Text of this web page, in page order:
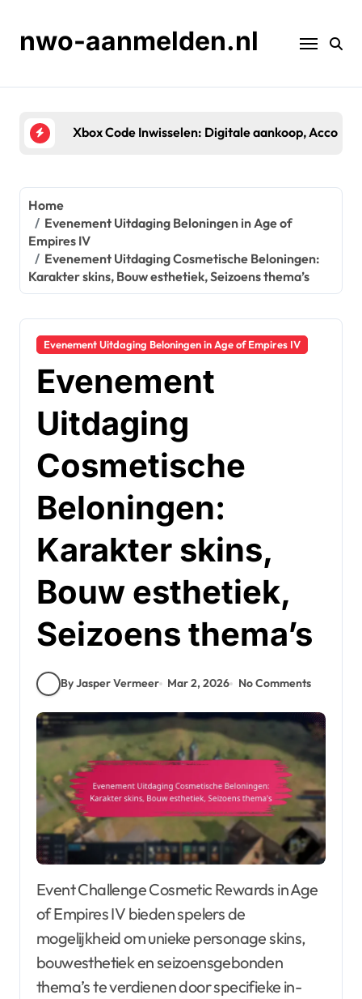
contentnwo-aanmelden.nl
Xbox Code Inwisselen: Digitale aankoop,
Home
Evenement Uitdaging Beloningen in Age of
Empires IV
Evenement Uitdaging Cosmetische Beloningen:
Karakter skins, Bouw esthetiek, Seizoens thema’s
Evenement Uitdaging Beloningen in Age of Empires IV
Evenement
Uitdaging
Cosmetische
Beloningen:
Karakter skins,
Bouw esthetiek,
Seizoens thema’s
By Jasper Vermeer Mar 2, 2026 No Comments
Event Challenge Cosmetic Rewards in Age
of Empires IV bieden spelers de
mogelijkheid om unieke personage skins,
bouwesthetiek en seizoensgebonden
thema’s te verdienen door specifieke in-